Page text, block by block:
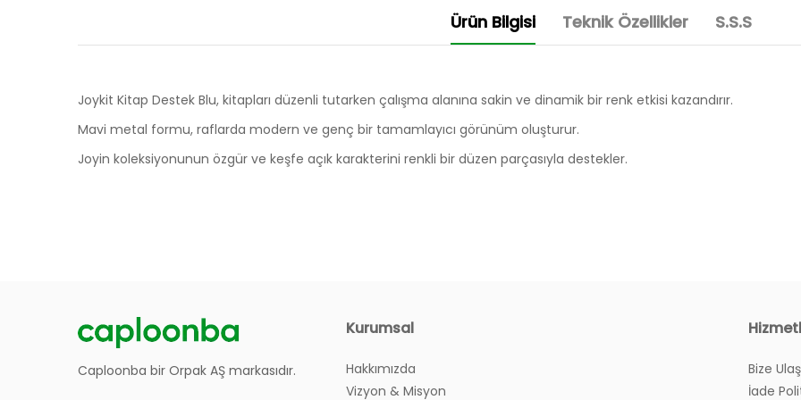
Ürün Bilgisi Teknik Özellikler S.S.S
Joykit Kitap Destek Blu, kitapları düzenli tutarken çalışma alanına sakin ve dinamik bir renk etkisi kazandırır.
Mavi metal formu, raflarda modern ve genç bir tamamlayıcı görünüm oluşturur.
Joyin koleksiyonunun özgür ve keşfe açık karakterini renkli bir düzen parçasıyla destekler.
Yükseklik
9cm
Özellikler
Siteniz Üzerinden Nasıl Sipariş Verebilirim?
Sipariş Verirken Sayfa Hata Veriyor, Ne Yapmalıyım?
Caploonba bir Orpak AŞ markasıdır.
Kurumsal
Hakkımızda
Vizyon & Misyon
Bize
İade